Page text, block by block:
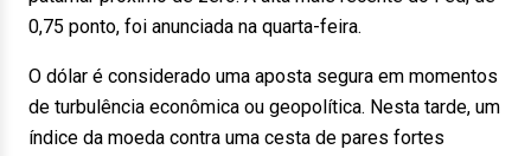
0,75 ponto, foi anunciada na quarta-feira.
O dólar é considerado uma aposta segura em momentos
de turbulência econômica ou geopolítica. Nesta tarde, um
índice da moeda contra uma cesta de pares fortes